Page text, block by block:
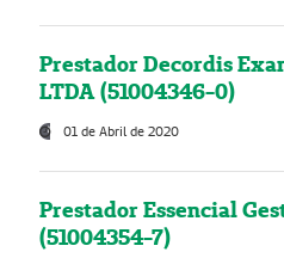
Prestador Decordis
LTDA (51004346-0)
01 de Abril de 2020
Prestador Essencial
(51004354-7)